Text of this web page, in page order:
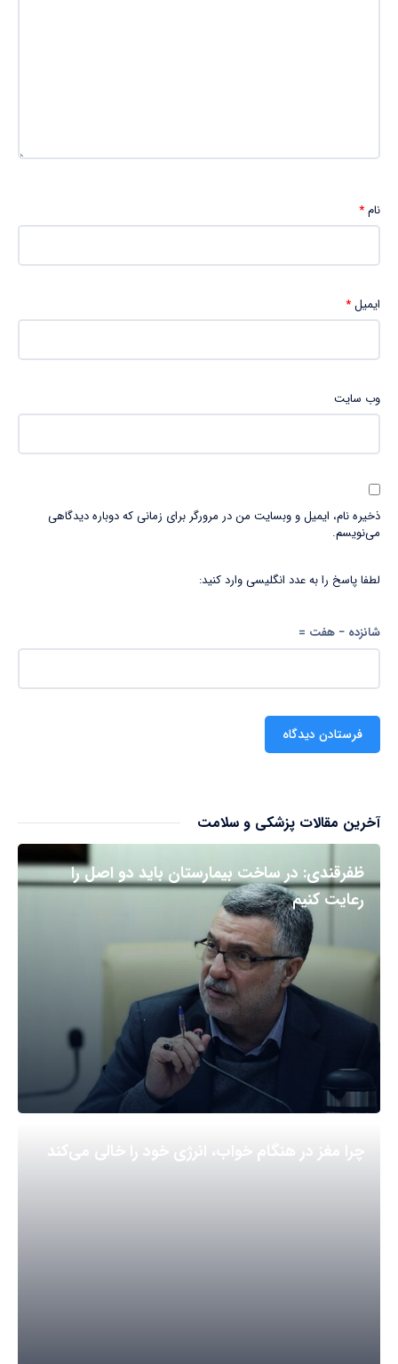
نام*
ایمیل*
وب‌ سایت
ذخیره نام، ایمیل و وبسایت من در مرورگر برای زمانی که دوباره دیدگاهی
می‌نویسم.
لطفا پاسخ را به عدد انگلیسی وارد کنید:
شانزده − هفت =
آخرین مقالات پزشکی و سلامت
ظفرقندی: در ساخت بیمارستان باید دو اصل را
رعایت کنیم
چرا مغز در هنگام خواب، انرژی خود را خالی می‌کند